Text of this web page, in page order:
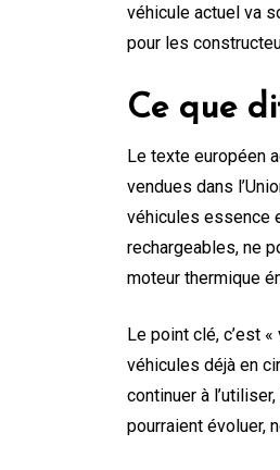
véhicule actuel va
pour les
Ce que
Le texte européen
vendues dans
véhicules essence
rechargeables, ne
moteur thermique
Le point clé, c’est
véhicules déjà en
continuer à
pourraient évoluer,